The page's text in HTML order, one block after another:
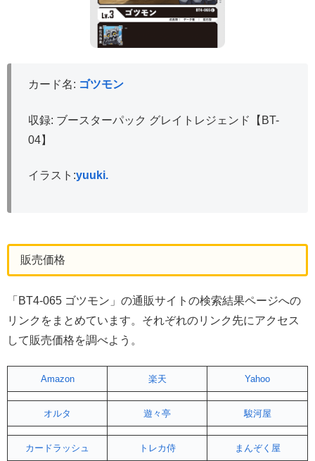
カード名: ゴツモン
収録: ブースターパック グレイトレジェンド【BT-
04】
イラスト:yuuki.
販売価格
「BT4-065 ゴツモン」の通販サイトの検索結果ページへの
リンクをまとめています。それぞれのリンク先にアクセス
して販売価格を調べよう。
Amazon 楽天 Yahoo
オルタ 遊々亭 駿河屋
カードラッシュ トレカ侍 まんぞく屋